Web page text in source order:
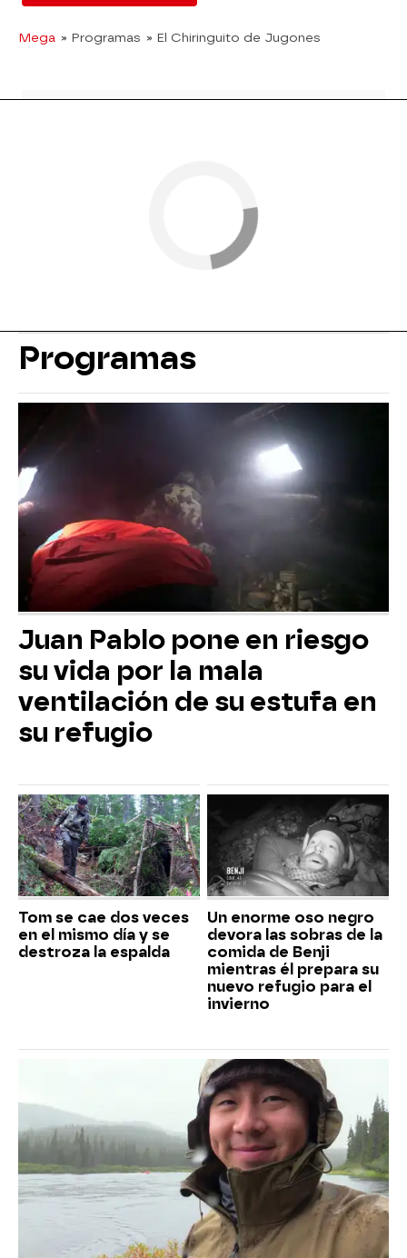
Mega » Programas » El Chiringuito de Jugones
Programas
Juan Pablo pone en riesgo
su vida por la mala
ventilación de su estufa en
su refugio
Tom se cae dos veces
en el mismo día y se
destroza la espalda
Un enorme oso negro
devora las sobras de la
comida de Benji
mientras él prepara su
nuevo refugio para el
invierno